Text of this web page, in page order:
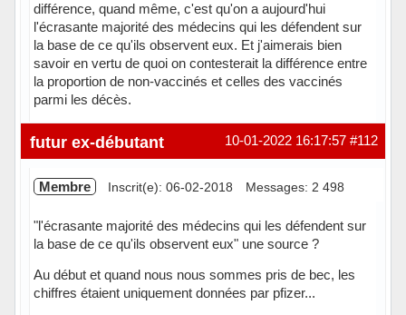
différence, quand même, c'est qu'on a aujourd'hui
l'écrasante majorité des médecins qui les défendent sur
la base de ce qu'ils observent eux. Et j'aimerais bien
savoir en vertu de quoi on contesterait la différence entre
la proportion de non-vaccinés et celles des vaccinés
parmi les décès.
Hors ligne #112
10-01-2022 16:17:57
futur ex-débutant
Membre Inscrit(e): 06-02-2018 Messages: 2 498
"l'écrasante majorité des médecins qui les défendent sur
la base de ce qu'ils observent eux" une source ?
Au début et quand nous nous sommes pris de bec, les
chiffres étaient uniquement données par pfizer...